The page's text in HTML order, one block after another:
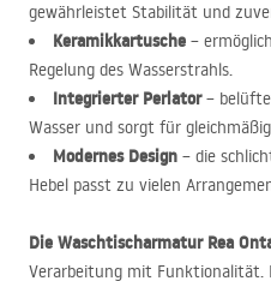
gewährleistet Stabilität und
Keramikkartusche –
Regelung des Wasserstrahls.
Integrierter Perlator–
Wasser und sorgt für
Modernes Design – die
Hebel passt zu vielen
Die Waschtischarmatur Rea
Verarbeitung mit Funktionalität.